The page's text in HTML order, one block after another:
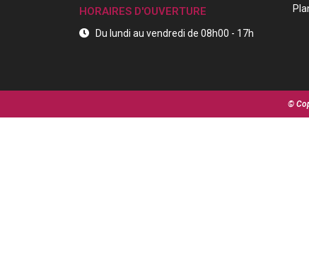
HORAIRES D'OUVERTURE
Du lundi au vendredi de 08h00 - 17h
©